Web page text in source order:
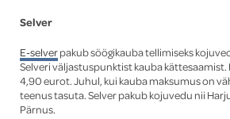
Selver
E-selverpakub söögikauba tellimiseks
Selveri väljastuspunktist kauba
4,90 eurot. Juhul, kui kauba maksumus on
teenus tasuta. Selver pakub kojuvedu nii
Pärnus.